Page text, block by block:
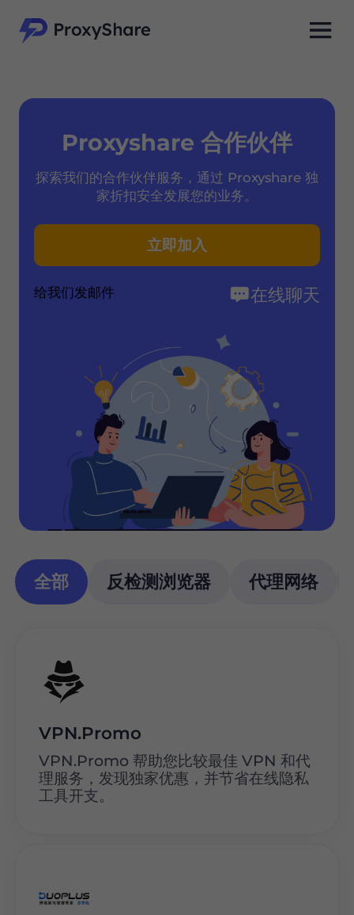
Proxyshare 合作伙伴
探索我们的合作伙伴服务，通过 Proxyshare 独
家折扣安全发展您的业务。
立即加入
给我们发邮件 在线聊天
全部 反检测浏览器 代理网络
VPN.Promo
VPN.Promo 帮助您比较最佳 VPN 和代
理服务，发现独家优惠，并节省在线隐私
工具开支。